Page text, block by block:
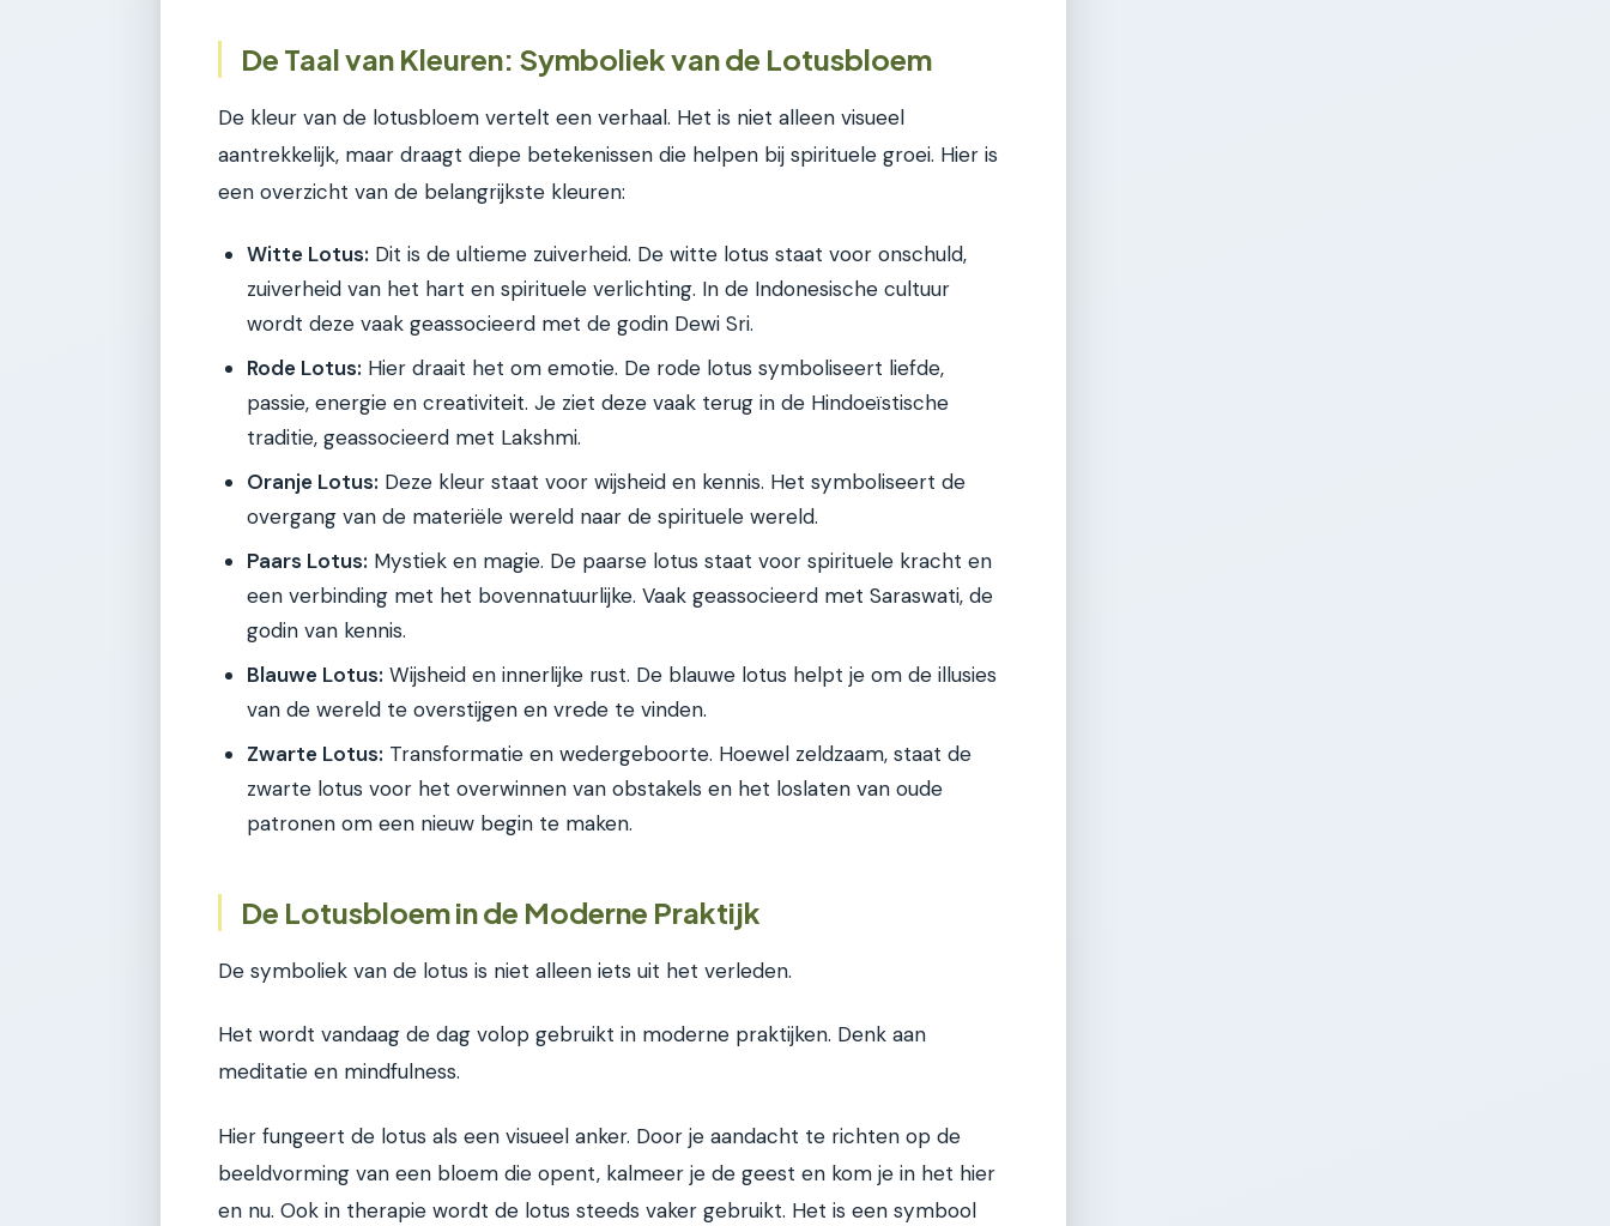
De Taal van Kleuren: Symboliek van de Lotusbloem
De kleur van de lotusbloem vertelt een verhaal. Het is niet alleen visueel
aantrekkelijk, maar draagt diepe betekenissen die helpen bij spirituele groei. Hier is
een overzicht van de belangrijkste kleuren:
Witte Lotus: Dit is de ultieme zuiverheid. De witte lotus staat voor onschuld,
zuiverheid van het hart en spirituele verlichting. In de Indonesische cultuur
wordt deze vaak geassocieerd met de godin Dewi Sri.
Rode Lotus: Hier draait het om emotie. De rode lotus symboliseert liefde,
passie, energie en creativiteit. Je ziet deze vaak terug in de Hindoeïstische
traditie, geassocieerd met Lakshmi.
Oranje Lotus: Deze kleur staat voor wijsheid en kennis. Het symboliseert de
overgang van de materiële wereld naar de spirituele wereld.
Paars Lotus: Mystiek en magie. De paarse lotus staat voor spirituele kracht en
een verbinding met het bovennatuurlijke. Vaak geassocieerd met Saraswati, de
godin van kennis.
Blauwe Lotus: Wijsheid en innerlijke rust. De blauwe lotus helpt je om de illusies
van de wereld te overstijgen en vrede te vinden.
Zwarte Lotus: Transformatie en wedergeboorte. Hoewel zeldzaam, staat de
zwarte lotus voor het overwinnen van obstakels en het loslaten van oude
patronen om een nieuw begin te maken.
De Lotusbloem in de Moderne Praktijk
De symboliek van de lotus is niet alleen iets uit het verleden.
Het wordt vandaag de dag volop gebruikt in moderne praktijken. Denk aan
meditatie en mindfulness.
Hier fungeert de lotus als een visueel anker. Door je aandacht te richten op de
beeldvorming van een bloem die opent, kalmeer je de geest en kom je in het hier
en nu. Ook in therapie wordt de lotus steeds vaker gebruikt. Het is een symbool